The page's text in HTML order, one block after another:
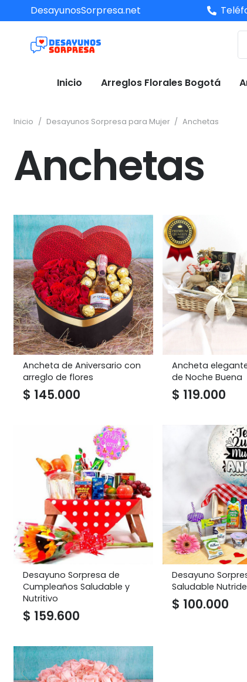
DesayunosSorpresa.net
Inicio Arreglos Florales Bogotá
Inicio / Desayunos Sorpresa para Mujer / Anchetas
Anchetas
Ancheta de Aniversario con
arreglo de flores
$ 145.000
Ancheta
de Noche Buena
$ 119.000
Desayuno Sorpresa de
Cumpleaños Saludable y
Nutritivo
$ 159.600
Desayuno
Saludable
$ 100.000